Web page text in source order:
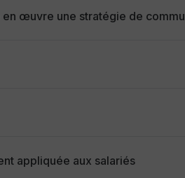
œuvre une stratégie de
appliquée aux salariés